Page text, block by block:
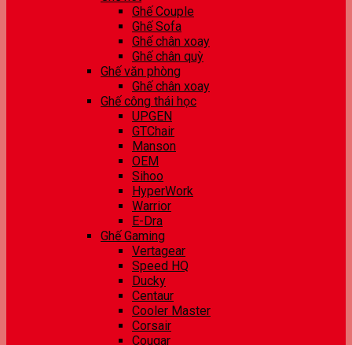
Ghế Couple
Ghế Sofa
Ghế chân xoay
Ghế chân quỳ
Ghế văn phòng
Ghế chân xoay
Ghế công thái học
UPGEN
GTChair
Manson
OEM
Sihoo
HyperWork
Warrior
E-Dra
Ghế Gaming
Vertagear
Speed HQ
Ducky
Centaur
Cooler Master
Corsair
Cougar